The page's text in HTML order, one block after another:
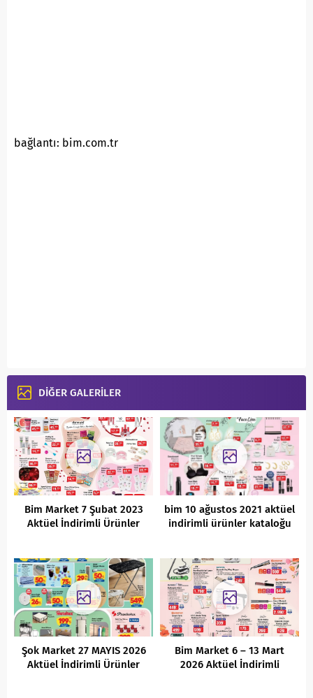
bağlantı: bim.com.tr
DİĞER GALERİLER
Bim Market 7 Şubat 2023
Aktüel İndirimli Ürünler
bim 10 ağustos 2021 aktüel
indirimli ürünler kataloğu
Şok Market 27 MAYIS 2026
Aktüel İndirimli Ürünler
Bim Market 6 – 13 Mart
2026 Aktüel İndirimli